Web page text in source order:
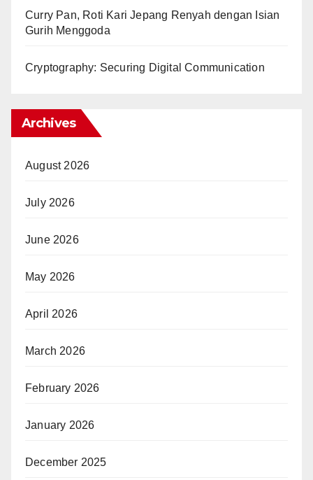
Curry Pan, Roti Kari Jepang Renyah dengan Isian
Gurih Menggoda
Cryptography: Securing Digital Communication
Archives
August 2026
July 2026
June 2026
May 2026
April 2026
March 2026
February 2026
January 2026
December 2025